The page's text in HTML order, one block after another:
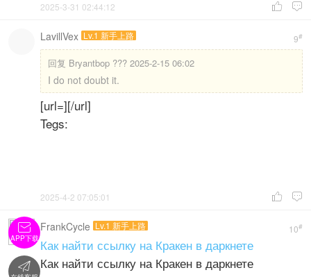
 
2025-3-31 02:44:12
9#
LavillVex Lv.1 新手上路
回复 Bryantbop ??? 2025-2-15 06:02
I do not doubt it.
[url=][/url]
Tegs:
 
2025-4-2 07:05:01
10#
FrankCycle Lv.1 新手上路
Как найти ссылку на Кракен в даркнете
Как найти ссылку на Кракен в даркнете

APP下载
